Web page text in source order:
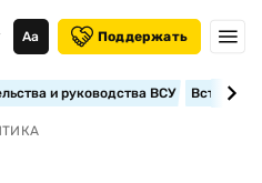
Аа Поддержать
и руководства ВСУ